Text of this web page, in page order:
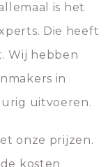
is het
Die heeft
Wij hebben
in
uitvoeren.
onze prijzen.
kosten